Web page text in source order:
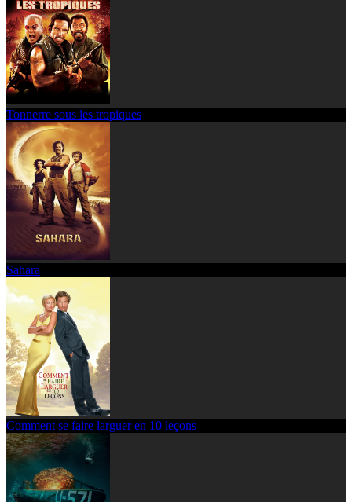
Tonnerre sous les tropiques
Sahara
Comment se faire larguer en 10 leçons